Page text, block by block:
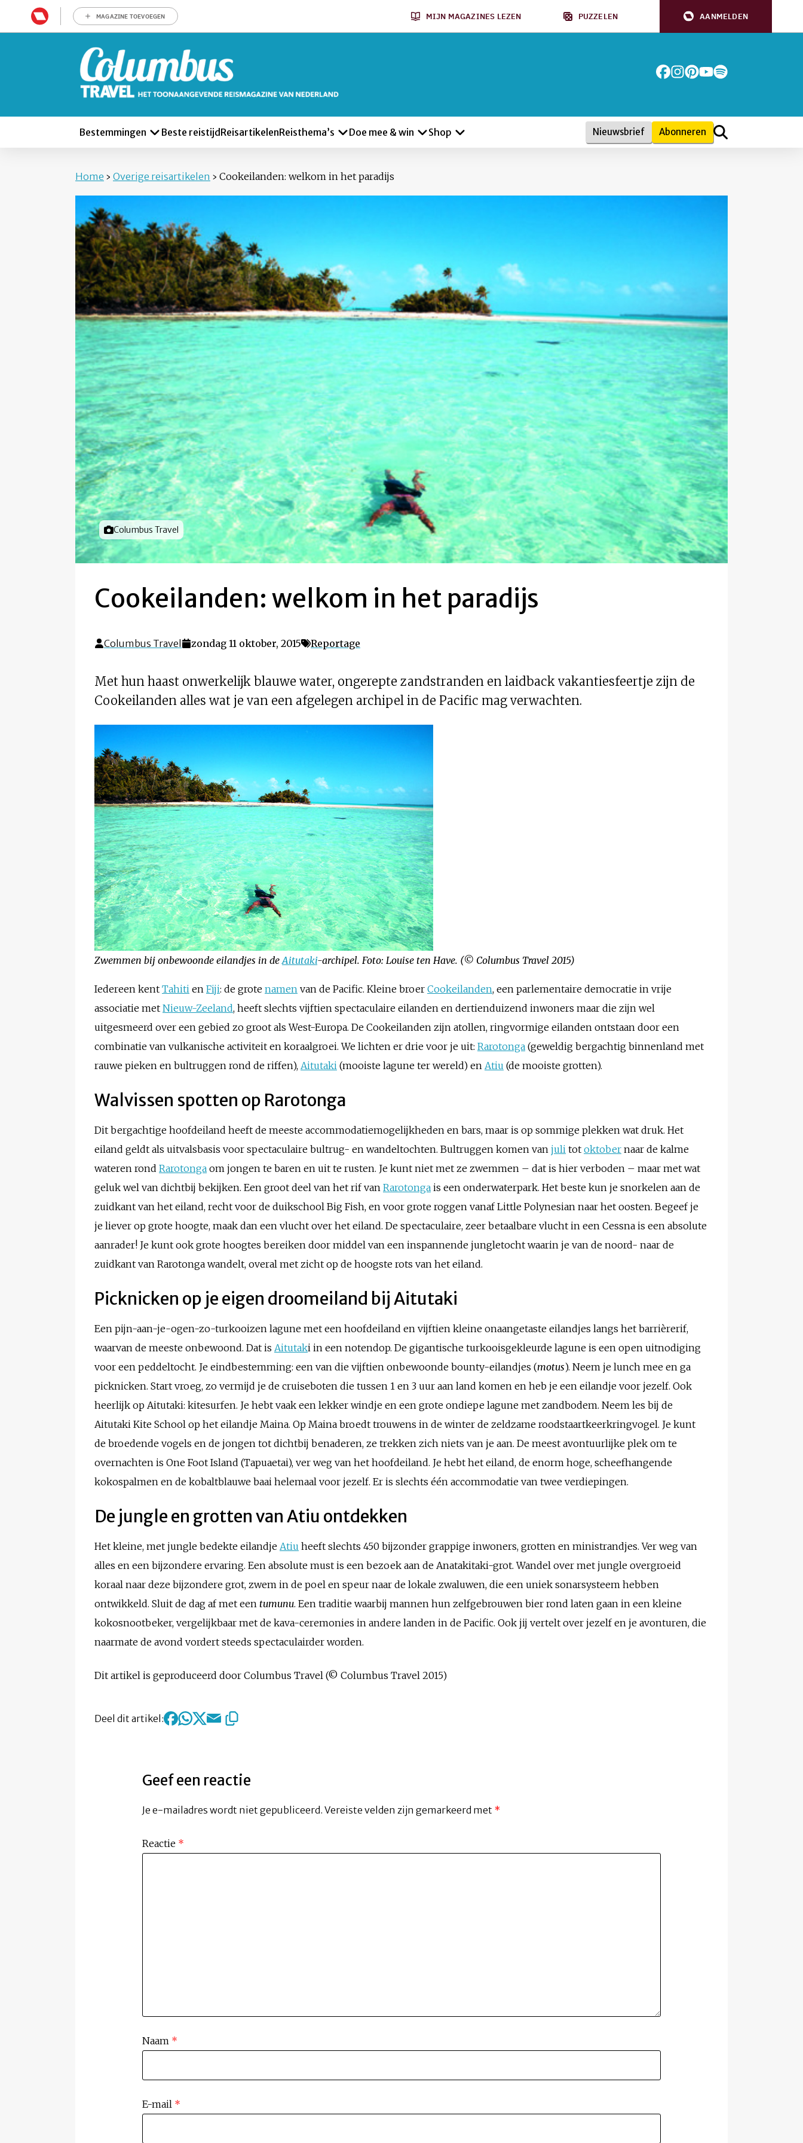
MAGAZINE TOEVOEGEN MIJN MAGAZINES LEZEN PUZZELEN AANMELDEN
Bestemmingen Beste reistijd ReisartikelenReisthema’s Doe mee & win Shop Nieuwsbrief Abonneren
Home › Overige reisartikelen › Cookeilanden: welkom in het paradijs
Foto door
Columbus Travel
Cookeilanden: welkom in het paradijs
Columbus Travel zondag 11 oktober, 2015 Reportage
Met hun haast onwerkelijk blauwe water, ongerepte zandstranden en laidback vakantiesfeertje zijn de
Cookeilanden alles wat je van een afgelegen archipel in de Pacific mag verwachten.
Zwemmen bij onbewoonde eilandjes in de Aitutaki-archipel. Foto: Louise ten Have. (© Columbus Travel 2015)
Iedereen kent Tahiti en Fiji: de grote namen van de Pacific. Kleine broer Cookeilanden, een parlementaire democratie in vrije
associatie met Nieuw-Zeeland, heeft slechts vijftien spectaculaire eilanden en dertienduizend inwoners maar die zijn wel
uitgesmeerd over een gebied zo groot als West-Europa. De Cookeilanden zijn atollen, ringvormige eilanden ontstaan door een
combinatie van vulkanische activiteit en koraalgroei. We lichten er drie voor je uit: Rarotonga (geweldig bergachtig binnenland met
rauwe pieken en bultruggen rond de riffen), Aitutaki (mooiste lagune ter wereld) en Atiu (de mooiste grotten).
Walvissen spotten op Rarotonga
Dit bergachtige hoofdeiland heeft de meeste accommodatiemogelijkheden en bars, maar is op sommige plekken wat druk. Het
eiland geldt als uitvalsbasis voor spectaculaire bultrug- en wandeltochten. Bultruggen komen van juli tot oktober naar de kalme
wateren rond Rarotonga om jongen te baren en uit te rusten. Je kunt niet met ze zwemmen – dat is hier verboden – maar met wat
geluk wel van dichtbij bekijken. Een groot deel van het rif van Rarotonga is een onderwaterpark. Het beste kun je snorkelen aan de
zuidkant van het eiland, recht voor de duikschool Big Fish, en voor grote roggen vanaf Little Polynesian naar het oosten. Begeef je
je liever op grote hoogte, maak dan een vlucht over het eiland. De spectaculaire, zeer betaalbare vlucht in een Cessna is een absolute
aanrader! Je kunt ook grote hoogtes bereiken door middel van een inspannende jungletocht waarin je van de noord- naar de
zuidkant van Rarotonga wandelt, overal met zicht op de hoogste rots van het eiland.
Picknicken op je eigen droomeiland bij Aitutaki
Een pijn-aan-je-ogen-zo-turkooizen lagune met een hoofdeiland en vijftien kleine onaangetaste eilandjes langs het barrièrerif,
waarvan de meeste onbewoond. Dat is Aitutaki in een notendop. De gigantische turkooisgekleurde lagune is een open uitnodiging
voor een peddeltocht. Je eindbestemming: een van die vijftien onbewoonde bounty-eilandjes (motus). Neem je lunch mee en ga
picknicken. Start vroeg, zo vermijd je de cruiseboten die tussen 1 en 3 uur aan land komen en heb je een eilandje voor jezelf. Ook
heerlijk op Aitutaki: kitesurfen. Je hebt vaak een lekker windje en een grote ondiepe lagune met zandbodem. Neem les bij de
Aitutaki Kite School op het eilandje Maina. Op Maina broedt trouwens in de winter de zeldzame roodstaartkeerkringvogel. Je kunt
de broedende vogels en de jongen tot dichtbij benaderen, ze trekken zich niets van je aan. De meest avontuurlijke plek om te
overnachten is One Foot Island (Tapuaetai), ver weg van het hoofdeiland. Je hebt het eiland, de enorm hoge, scheefhangende
kokospalmen en de kobaltblauwe baai helemaal voor jezelf. Er is slechts één accommodatie van twee verdiepingen.
De jungle en grotten van Atiu ontdekken
Het kleine, met jungle bedekte eilandje Atiu heeft slechts 450 bijzonder grappige inwoners, grotten en ministrandjes. Ver weg van
alles en een bijzondere ervaring. Een absolute must is een bezoek aan de Anatakitaki-grot. Wandel over met jungle overgroeid
koraal naar deze bijzondere grot, zwem in de poel en speur naar de lokale zwaluwen, die een uniek sonarsysteem hebben
ontwikkeld. Sluit de dag af met een tumunu. Een traditie waarbij mannen hun zelfgebrouwen bier rond laten gaan in een kleine
kokosnootbeker, vergelijkbaar met de kava-ceremonies in andere landen in de Pacific. Ook jij vertelt over jezelf en je avonturen, die
naarmate de avond vordert steeds spectaculairder worden.
Dit artikel is geproduceerd door Columbus Travel (© Columbus Travel 2015)
Deel dit artikel:
Geef een reactie
Je e-mailadres wordt niet gepubliceerd. Vereiste velden zijn gemarkeerd met *
Reactie *
Naam *
E-mail *